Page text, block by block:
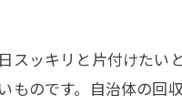
スッキリと片付けたい
ものです。自治体の回